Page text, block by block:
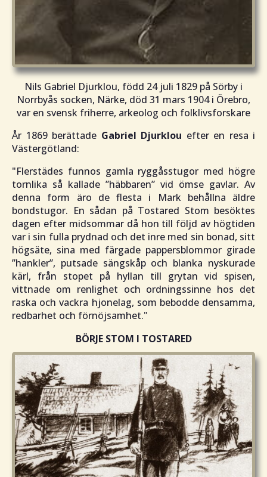
Nils Gabriel Djurklou, född 24 juli 1829 på Sörby i
Norrbyås socken, Närke, död 31 mars 1904 i Örebro,
var en svensk friherre, arkeolog och folklivsforskare
År 1869 berättade Gabriel Djurklou efter en resa i
Västergötland:
"Flerstädes funnos gamla ryggåsstugor med högre
tornlika så kallade ”häbbaren” vid ömse gavlar. Av
denna form äro de flesta i Mark behållna äldre
bondstugor. En sådan på Tostared Stom besöktes
dagen efter midsommar då hon till följd av högtiden
var i sin fulla prydnad och det inre med sin bonad, sitt
högsäte, sina med färgade pappersblommor girade
”hankler”, putsade sängskåp och blanka nyskurade
kärl, från stopet på hyllan till grytan vid spisen,
vittnade om renlighet och ordningssinne hos det
raska och vackra hjonelag, som bebodde densamma,
redbarhet och förnöjsamhet."
BÖRJE STOM I TOSTARED